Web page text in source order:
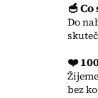
🥣
Do
❤️
bez